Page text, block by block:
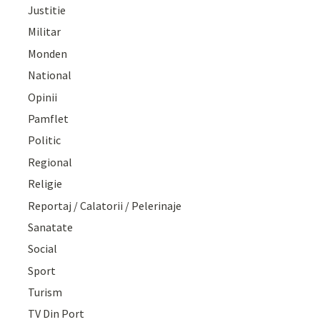
Justitie
Militar
Monden
National
Opinii
Pamflet
Politic
Regional
Religie
Reportaj / Calatorii / Pelerinaje
Sanatate
Social
Sport
Turism
TV Din Port